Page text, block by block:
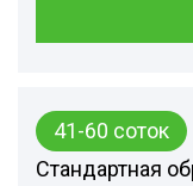
41-60 соток
Стандартная